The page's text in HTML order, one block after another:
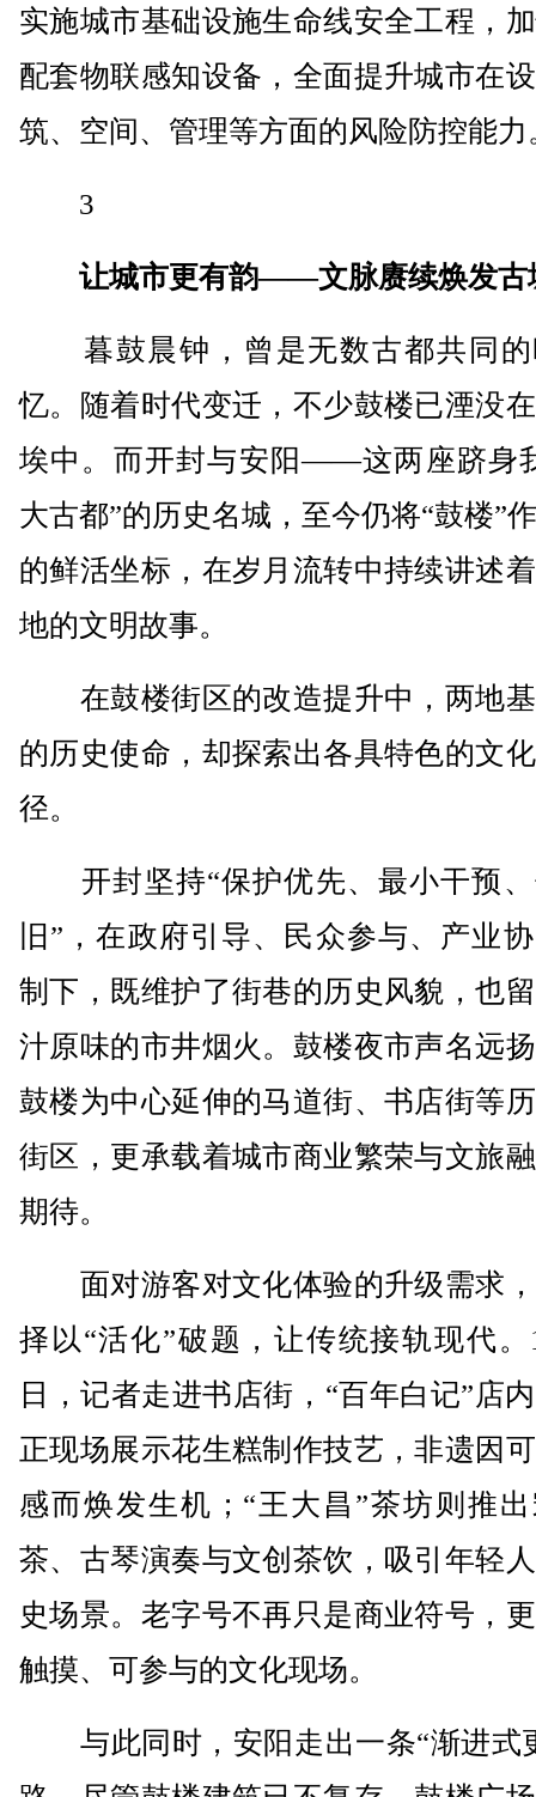
实施城市基础设施生命线安全工程，
配套物联感知设备，全面提升城市在
筑、空间、管理等方面的风险防控能力
3
让城市更有韵——文脉赓续焕发古
暮鼓晨钟，曾是无数古都共同的
忆。随着时代变迁，不少鼓楼已湮没
埃中。而开封与安阳——这两座跻身
大古都”的历史名城，至今仍将“鼓楼”
的鲜活坐标，在岁月流转中持续讲述
地的文明故事。
在鼓楼街区的改造提升中，两地
的历史使命，却探索出各具特色的文
径。
开封坚持“保护优先、最小干预、
旧”，在政府引导、民众参与、产业
制下，既维护了街巷的历史风貌，也
汁原味的市井烟火。鼓楼夜市声名远
鼓楼为中心延伸的马道街、书店街等
街区，更承载着城市商业繁荣与文旅
期待。
面对游客对文化体验的升级需求
择以“活化”破题，让传统接轨现代。
日，记者走进书店街，“百年白记”店
正现场展示花生糕制作技艺，非遗因
感而焕发生机；“王大昌”茶坊则推
茶、古琴演奏与文创茶饮，吸引年轻
史场景。老字号不再只是商业符号，
触摸、可参与的文化现场。
与此同时，安阳走出一条“渐进式